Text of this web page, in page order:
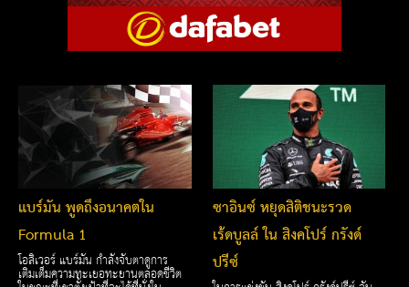
แบร์มัน พูดถึงอนาคตใน
Formula 1
โอลิเวอร์ แบร์มัน กำลังจับตาดูการ
เติมเต็มความทะเยอทะยานตลอดชีวิต
ซาอินซ์ หยุดสิติชนะรวด
เร้ดบูลล์ ใน สิงคโปร์ กรังด์
ปรีซ์